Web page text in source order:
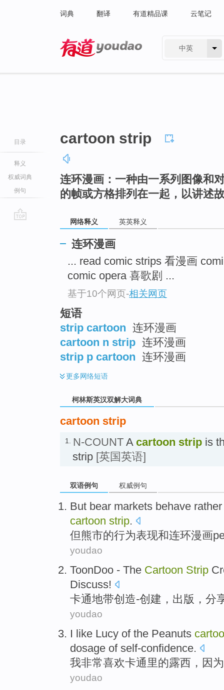
词典 翻译 有道精品课 云笔记
中英
目录
释义
权威词典
例句
cartoon strip
连环漫画：一种由一系列图像和
的帧或方格排列在一起，以讲述
网络释义 英英释义
连环漫画
... read comic strips 看漫画
comic opera 喜歌剧 ...
基于10个网页-相关网页
短语
strip cartoon 连环漫画
cartoon n strip 连环漫画
strip p cartoon 连环漫画
更多网络短语
柯林斯英汉双解大词典
cartoon strip
1. N-COUNT A cartoon strip is
strip [英国英语]
双语例句 权威例句
But bear markets behave
cartoon strip.
但熊市的行为表现和连环漫画
youdao
ToonDoo - The Cartoon Strip
Discuss!
卡通地带创造-创建 ， 出版 ， 分
youdao
I like Lucy of the Peanuts
dosage of self-confidence.
我非常喜欢卡通 里的露西 ， 因为
youdao